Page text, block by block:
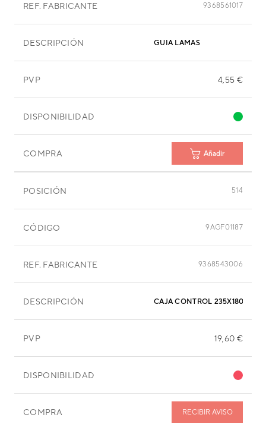
REF. FABRICANTE 9368561017
DESCRIPCIÓN GUIA LAMAS
PVP 4,55 €
DISPONIBILIDAD
COMPRA Añadir
POSICIÓN 514
CÓDIGO 9AGF01187
REF. FABRICANTE 9368543006
DESCRIPCIÓN CAJA CONTROL 235X180X135
PVP 19,60 €
DISPONIBILIDAD
COMPRA RECIBIR AVISO